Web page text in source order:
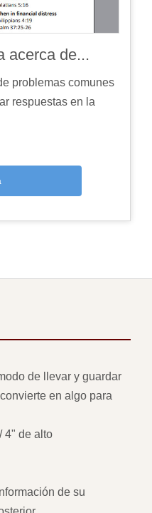
acerca de...
problemas comunes
respuestas en la
de llevar y guardar
en algo para
4" de alto
de su